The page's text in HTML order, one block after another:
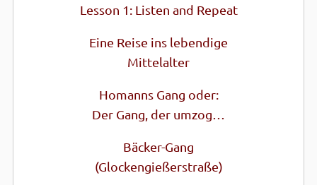
Lesson 1: Listen and Repeat
Eine Reise ins lebendige
Mittel­alter
Homanns Gang oder:
Der Gang, der umzog…
Bäcker-Gang
(Glocken­gießer­straße)